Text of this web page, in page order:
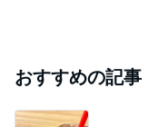
おすすめの記事